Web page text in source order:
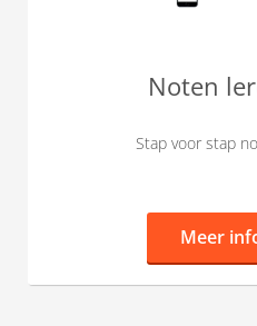
Noten
Stap voor stap
Meer